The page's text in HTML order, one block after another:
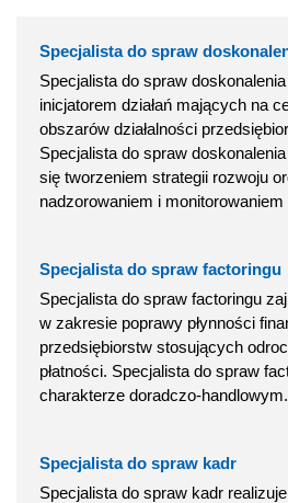
Specjalista do spraw
Specjalista do spraw
inicjatorem działań mających na
obszarów działalności
Specjalista do spraw
się tworzeniem strategii rozwoju
nadzorowaniem i
Specjalista do spraw factoringu
Specjalista do spraw factoringu
w zakresie poprawy płynności
przedsiębiorstw stosujących
płatności. Specjalista do spraw
charakterze doradczo-handlowym.
Specjalista do spraw kadr
Specjalista do spraw kadr